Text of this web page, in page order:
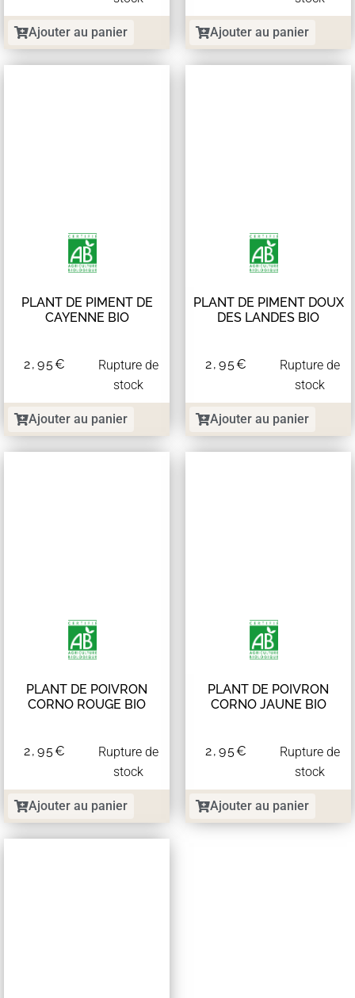
Ajouter au panier Ajouter au panier
PLANT DE PIMENT DE
CAYENNE BIO
2,95€
Rupture de
stock
Ajouter au panier
PLANT DE PIMENT DOUX
DES LANDES BIO
2,95€
Rupture de
stock
Ajouter au panier
PLANT DE POIVRON
CORNO ROUGE BIO
2,95€
Rupture de
stock
Ajouter au panier
PLANT DE POIVRON
CORNO JAUNE BIO
2,95€
Rupture de
stock
Ajouter au panier